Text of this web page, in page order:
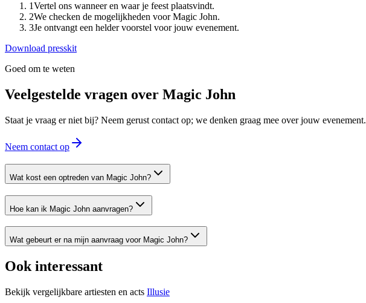
1Vertel ons wanneer en waar je feest plaatsvindt.
2We checken de mogelijkheden voor Magic John.
3Je ontvangt een helder voorstel voor jouw evenement.
Download presskit
Goed om te weten
Veelgestelde vragen over Magic John
Staat je vraag er niet bij? Neem gerust contact op; we denken graag mee over jouw evenement.
Neem contact op
Wat kost een optreden van Magic John?
Hoe kan ik Magic John aanvragen?
Wat gebeurt er na mijn aanvraag voor Magic John?
Ook interessant
Bekijk vergelijkbare artiesten en acts Illusie